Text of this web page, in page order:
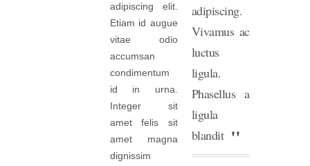
adipiscing.
Vivamus ac
luctus
ligula.
Phasellus a
ligula
blandit
adipiscing elit.
Etiam id augue
vitae odio
accumsan
condimentum
id in urna.
Integer sit
amet felis sit
amet magna
dignissim